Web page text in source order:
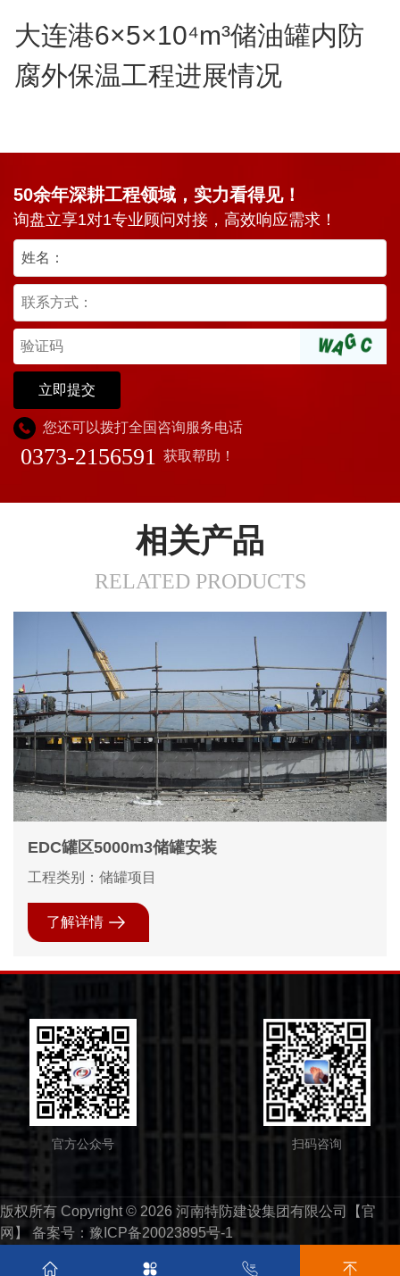
大连港6×5×10⁴m³储油罐内防
腐外保温工程进展情况
50余年深耕工程领域，实力看得见！
询盘立享1对1专业顾问对接，高效响应需求！
立即提交
您还可以拨打全国咨询服务电话
0373-2156591 获取帮助！
相关产品
RELATED PRODUCTS
EDC罐区5000m3储罐安装
工程类别：储罐项目
了解详情
官方公众号 扫码咨询
版权所有 Copyright © 2026 河南特防建设集团有限公司【官
网】 备案号： 豫ICP备20023895号-1